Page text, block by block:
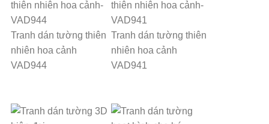
Tranh dán tường thiên
nhiên hoa cảnh
VAD944
Tranh dán tường thiên
nhiên hoa cảnh
VAD941